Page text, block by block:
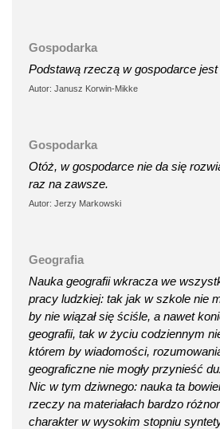
Gospodarka
Podstawą rzeczą w gospodarce
Autor: Janusz Korwin-Mikke
Gospodarka
Otóż, w gospodarce nie da się
raz na zawsze.
Autor: Jerzy Markowski
Geografia
Nauka geografii wkracza we
pracy ludzkiej: tak jak w szkole nie
by nie wiązał się ściśle, a nawet
geografii, tak w życiu codziennym
którem by wiadomości,
geograficzne nie mogły przynieść
Nic w tym dziwnego: nauka ta
rzeczy na materiałach bardzo
charakter w wysokim stopniu